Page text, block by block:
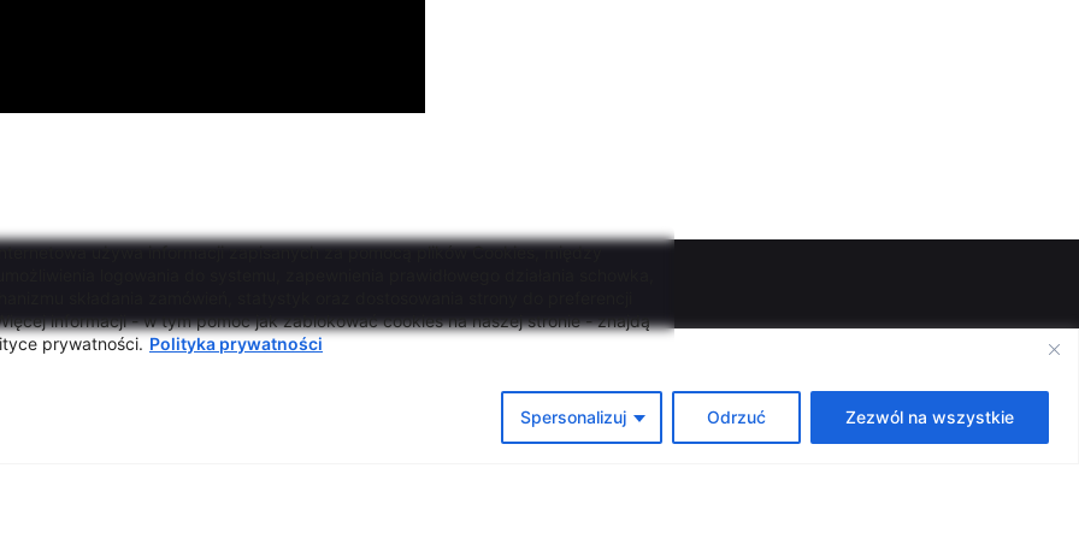
używa informacji zapisanych za pomocą plików Cookies, między
informacji - w tym pomoc jak zablokować cookies na naszej stronie - znajdą
prywatności. Polityka prywatności
Spersonalizuj Odrzuć Zezwól na wszystkie
ul. Zachodnia 54/56, Łódź
e-mail biuro@lcw.lodz.pl